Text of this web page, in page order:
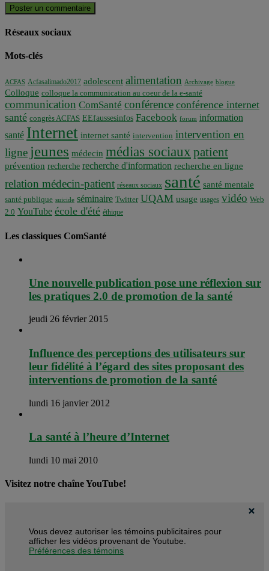
Réseaux sociaux
Mots-clés
ACFAS Acfasalimado2017 adolescent alimentation Archivage blogue
Colloque colloque la communication au coeur de la e-santé
communication ComSanté conférence conférence internet
santé congrès ACFAS EEfaussesinfos Facebook forum information
santé Internet internet santé intervention intervention en
ligne jeunes médecin médias sociaux patient
prévention recherche recherche d'information recherche en ligne
relation médecin-patient réseaux sociaux santé santé mentale
santé publique suicide séminaire Twitter UQAM usage usages vidéo Web
2.0 YouTube école d'été éthique
Les classiques ComSanté
Une nouvelle publication pose une réflexion sur
les pratiques 2.0 de promotion de la santé
jeudi 26 février 2015
Influence des perceptions des utilisateurs sur
leur fidélité à l’égard des sites proposant des
interventions de promotion de la santé
lundi 16 janvier 2012
La santé à l’heure d’Internet
lundi 10 mai 2010
Visitez notre chaîne YouTube!
Vous devez autoriser les témoins publicitaires pour
afficher les vidéos provenant de Youtube.
Préférences des témoins